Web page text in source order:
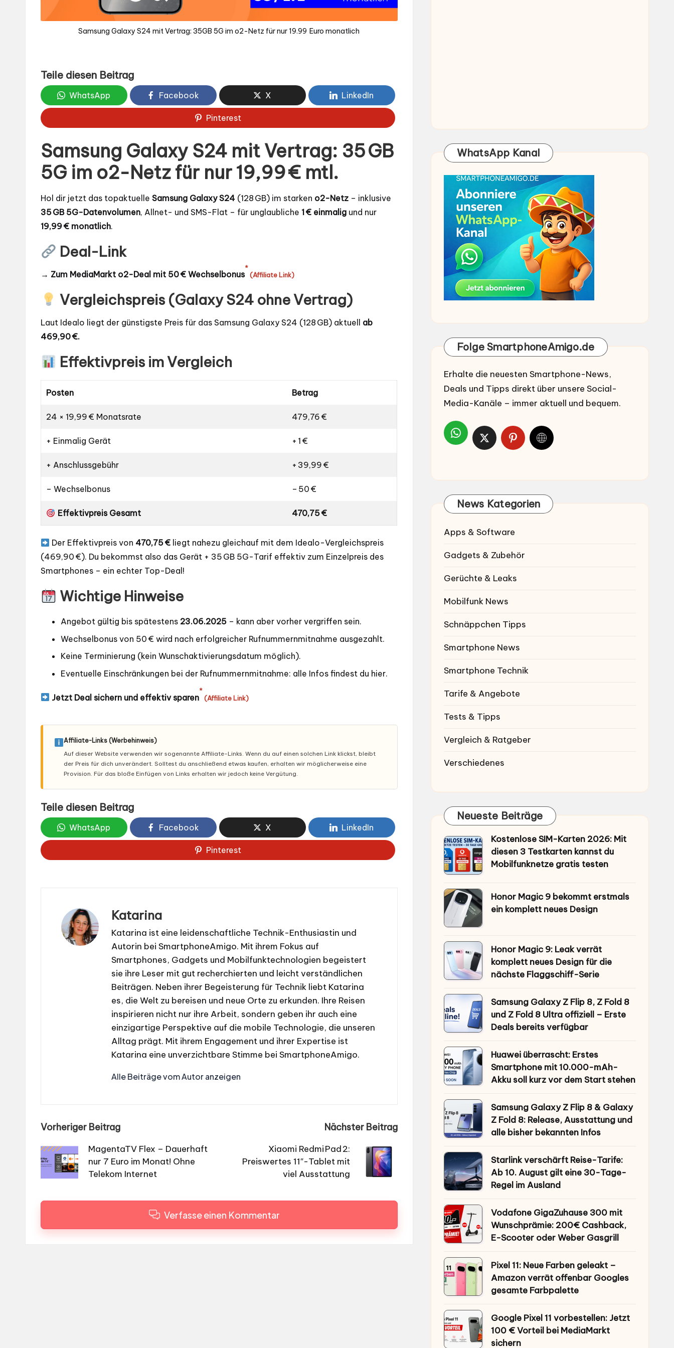
Samsung Galaxy S24 mit Vertrag: 35GB 5G im o2-Netz für nur 19.99 Euro monatlich
Teile diesen Beitrag
WhatsApp Facebook X LinkedIn
Pinterest
Samsung Galaxy S24 mit Vertrag: 35 GB
5G im o2-Netz für nur 19,99 € mtl.
Hol dir jetzt das topaktuelle Samsung Galaxy S24 (128 GB) im starken o2-Netz – inklusive
35 GB 5G-Datenvolumen, Allnet- und SMS-Flat – für unglaubliche 1 € einmalig und nur
19,99 € monatlich.
Deal-Link
→ Zum MediaMarkt o2-Deal mit 50 € Wechselbonus
*
(Affiliate Link)
Vergleichspreis (Galaxy S24 ohne Vertrag)
Laut Idealo liegt der günstigste Preis für das Samsung Galaxy S24 (128 GB) aktuell ab
469,90 €.
Effektivpreis im Vergleich
Posten Betrag
24 × 19,99 € Monatsrate 479,76 €
+ Einmalig Gerät + 1 €
+ Anschlussgebühr + 39,99 €
– Wechselbonus – 50 €
Effektivpreis Gesamt 470,75 €
Der Effektivpreis von 470,75 € liegt nahezu gleichauf mit dem Idealo-Vergleichspreis
(469,90 €). Du bekommst also das Gerät + 35 GB 5G-Tarif effektiv zum Einzelpreis des
Smartphones – ein echter Top-Deal!
Wichtige Hinweise
Angebot gültig bis spätestens 23.06.2025 – kann aber vorher vergriffen sein.
Wechselbonus von 50 € wird nach erfolgreicher Rufnummernmitnahme ausgezahlt.
Keine Terminierung (kein Wunschaktivierungsdatum möglich).
Eventuelle Einschränkungen bei der Rufnummernmitnahme: alle Infos findest du hier.
Jetzt Deal sichern und effektiv sparen
*
(Affiliate Link)
Affiliate-Links (Werbehinweis)
Auf dieser Website verwenden wir sogenannte Affiliate-Links. Wenn du auf einen solchen Link klickst, bleibt
der Preis für dich unverändert. Solltest du anschließend etwas kaufen, erhalten wir möglicherweise eine
Provision. Für das bloße Einfügen von Links erhalten wir jedoch keine Vergütung.
Teile diesen Beitrag
WhatsApp Facebook X LinkedIn
Pinterest
Katarina
Katarina ist eine leidenschaftliche Technik-Enthusiastin und
Autorin bei SmartphoneAmigo. Mit ihrem Fokus auf
Smartphones, Gadgets und Mobilfunktechnologien begeistert
sie ihre Leser mit gut recherchierten und leicht verständlichen
Beiträgen. Neben ihrer Begeisterung für Technik liebt Katarina
es, die Welt zu bereisen und neue Orte zu erkunden. Ihre Reisen
inspirieren nicht nur ihre Arbeit, sondern geben ihr auch eine
einzigartige Perspektive auf die mobile Technologie, die unseren
Alltag prägt. Mit ihrem Engagement und ihrer Expertise ist
Katarina eine unverzichtbare Stimme bei SmartphoneAmigo.
Alle Beiträge vom Autor anzeigen
Post
navigation
Vorheriger Beitrag
MagentaTV Flex – Dauerhaft
nur 7 Euro im Monat! Ohne
Telekom Internet
Nächster Beitrag
Xiaomi Redmi Pad 2:
Preiswertes 11″-Tablet mit
viel Ausstattung
Verfasse einen Kommentar
WhatsApp Kanal
Folge SmartphoneAmigo.de
Erhalte die neuesten Smartphone-News,
Deals und Tipps direkt über unsere Social-
Media-Kanäle – immer aktuell und bequem.
News Kategorien
Apps & Software
Gadgets & Zubehör
Gerüchte & Leaks
Mobilfunk News
Schnäppchen Tipps
Smartphone News
Smartphone Technik
Tarife & Angebote
Tests & Tipps
Vergleich & Ratgeber
Verschiedenes
Neueste Beiträge
Kostenlose SIM-Karten 2026: Mit
diesen 3 Testkarten kannst du
Mobilfunknetze gratis testen
Honor Magic 9 bekommt erstmals
ein komplett neues Design
Honor Magic 9: Leak verrät
komplett neues Design für die
nächste Flaggschiff-Serie
Samsung Galaxy Z Flip 8, Z Fold 8
und Z Fold 8 Ultra offiziell – Erste
Deals bereits verfügbar
Huawei überrascht: Erstes
Smartphone mit 10.000-mAh-
Akku soll kurz vor dem Start stehen
Samsung Galaxy Z Flip 8 & Galaxy
Z Fold 8: Release, Ausstattung und
alle bisher bekannten Infos
Starlink verschärft Reise-Tarife:
Ab 10. August gilt eine 30-Tage-
Regel im Ausland
Vodafone GigaZuhause 300 mit
Wunschprämie: 200€ Cashback,
E-Scooter oder Weber Gasgrill
Pixel 11: Neue Farben geleakt –
Amazon verrät offenbar Googles
gesamte Farbpalette
Google Pixel 11 vorbestellen: Jetzt
100 € Vorteil bei MediaMarkt
sichern